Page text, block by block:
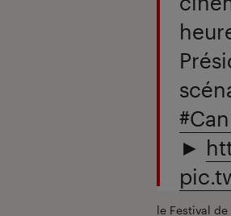
►
le Festival